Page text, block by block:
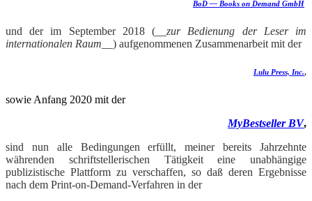
BoD — Books on Demand GmbH
und der im September 2018 (__zur Bedienung der Leser im
internationalen Raum __) aufgenommenen Zusammenarbeit mit der
Lulu Press, Inc.,
sowie Anfang 2020 mit der
MyBestseller BV,
sind nun alle Bedingungen erfüllt, meiner bereits Jahrzehnte
währenden schriftstellerischen Tätigkeit eine unabhängige
publizistische Plattform zu verschaffen, so daß deren Ergebnisse
nach dem Print-on-Demand-Verfahren in der